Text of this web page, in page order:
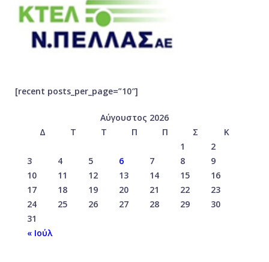
[recent posts_per_page=”10″]
Αύγουστος 2026
Δ
Τ Τ Π Π Σ
Κ
1
2
3
4 5 6 7 8
9
10
11 12 13 14 15
16
17
18 19 20 21 22
23
24
25 26 27 28 29
30
31
« Ιούλ